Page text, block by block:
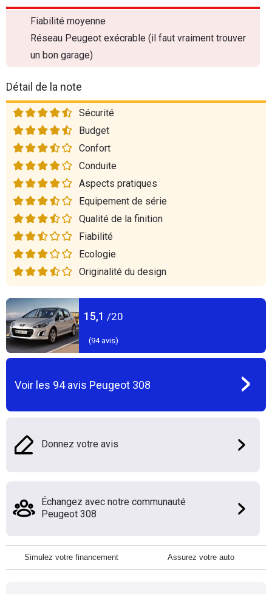
Fiabilité moyenne
Réseau Peugeot exécrable (il faut vraiment trouver
un bon garage)
Détail de la note
Sécurité
Budget
Confort
Conduite
Aspects pratiques
Equipement de série
Qualité de la finition
Fiabilité
Ecologie
Originalité du design
15,1 /20
(94avis)
Voir les 94avis Peugeot 308
Donnez votre avis
Échangez avec notre communauté
Peugeot 308
Simulez votre financement Assurez votre auto